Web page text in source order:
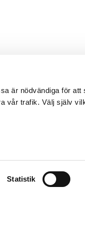
är nödvändiga för att
vår trafik. Välj själv
Statistik